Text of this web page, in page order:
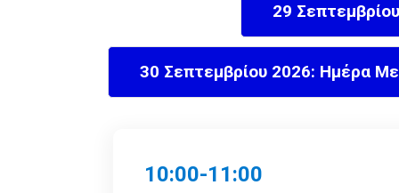
29
30 Σεπτεμβρίου 2026: Ημέρα
10:00-11:00